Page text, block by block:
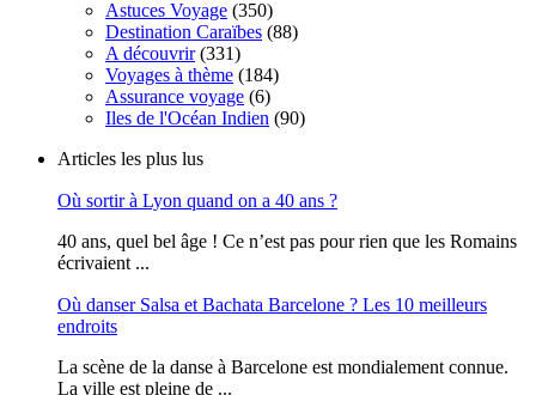
Astuces Voyage (350)
Destination Caraïbes (88)
A découvrir(331)
Voyages à thème (184)
Assurance voyage (6)
Iles de l'Océan Indien (90)
Articles les plus lus
Où sortir à Lyon quand on a 40 ans ?
40 ans, quel bel âge ! Ce n’est pas pour rien que les Romains
écrivaient ...
Où danser Salsa et Bachata Barcelone ? Les 10 meilleurs
endroits
La scène de la danse à Barcelone est mondialement connue.
La ville est pleine de ...